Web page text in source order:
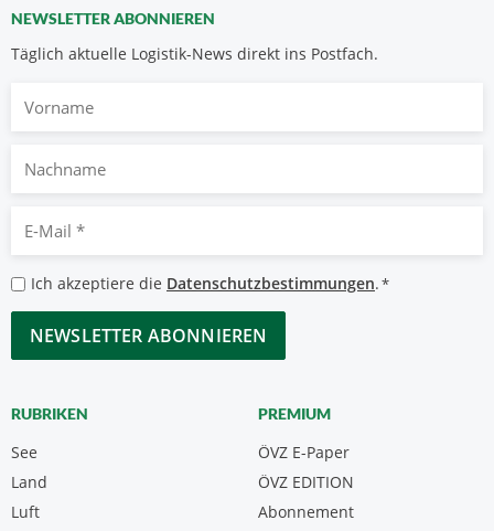
NEWSLETTER ABONNIEREN
Täglich aktuelle Logistik-News direkt ins Postfach.
Nachname
Mail
*
Datenschutzbestimmungen
*
Ich akzeptiere die Datenschutzbestimmungen.*
CAPTCHA
RUBRIKEN
See
Land
Luft
PREMIUM
ÖVZ E-Paper
Abonnement
ÖVZ EDITION